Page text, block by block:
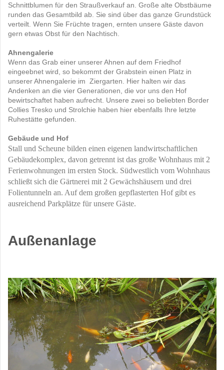
Schnittblumen für den Straußverkauf an. Große alte Obstbäume
runden das Gesamtbild ab. Sie sind über das ganze Grundstück
verteilt. Wenn Sie Früchte tragen, ernten unsere Gäste davon
gern etwas Obst für den Nachtisch.
Ahnengalerie
Wenn das Grab einer unserer Ahnen auf dem Friedhof
eingeebnet wird, so bekommt der Grabstein einen Platz in
unserer Ahnengalerie im Ziergarten. Hier halten wir das
Andenken an die vier Generationen, die vor uns den Hof
bewirtschaftet haben aufrecht. Unsere zwei so beliebten Border
Collies Tresko und Strolchie haben hier ebenfalls Ihre letzte
Ruhestätte gefunden.
Gebäude und Hof
Stall und Scheune bilden einen eigenen landwirtschaftlichen
Gebäudekomplex, davon getrennt ist das große Wohnhaus mit 2
Ferienwohnungen im ersten Stock. Südwestlich vom Wohnhaus
schließt sich die Gärtnerei mit 2 Gewächshäusern und drei
Folientunneln an. Auf dem großen gepflasterten Hof gibt es
ausreichend Parkplätze für unsere Gäste.
Außenanlage